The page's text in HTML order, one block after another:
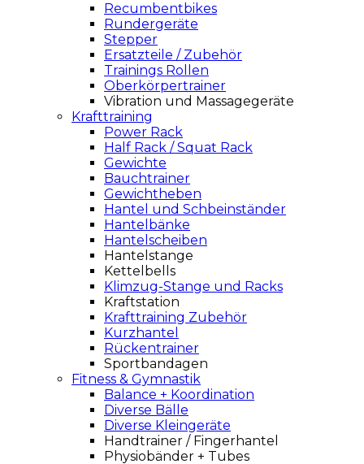
Recumbentbikes
Rundergeräte
Stepper
Ersatzteile / Zubehör
Trainings Rollen
Oberkörpertrainer
Vibration und Massagegeräte
Krafttraining
Power Rack
Half Rack / Squat Rack
Gewichte
Bauchtrainer
Gewichtheben
Hantel und Schbeinständer
Hantelbänke
Hantelscheiben
Hantelstange
Kettelbells
Klimzug-Stange und Racks
Kraftstation
Krafttraining Zubehör
Kurzhantel
Rückentrainer
Sportbandagen
Fitness & Gymnastik
Balance + Koordination
Diverse Bälle
Diverse Kleingeräte
Handtrainer / Fingerhantel
Physiobänder + Tubes